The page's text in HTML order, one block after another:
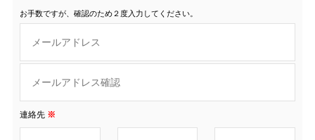
お手数ですが、確認のため２度入力してください。
連絡先 ※